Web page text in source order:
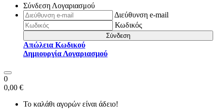
Σύνδεση Λογαριασμού
Διεύθυνση e-mail
Κωδικός
Σύνδεση
Απώλεια Κωδικού
Δημιουργία Λογαριασμού
0
0,00 €
Το καλάθι αγορών είναι άδειο!